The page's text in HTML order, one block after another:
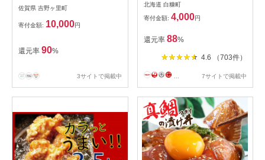
佐賀県 吉野ヶ里町
寄付金額: 10,000円
還元率 90%
3サイトで掲載中
北海道 白糠町
寄付金額: 4,000円
還元率 88%
4.6 （703件）
7サイトで掲載中